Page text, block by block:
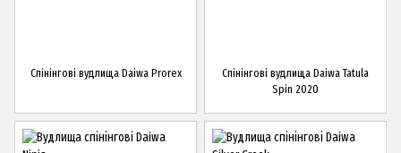
Спінінгові вудлища Daiwa Prorex
Спінінгові вудлища Daiwa Tatula
Spin 2020